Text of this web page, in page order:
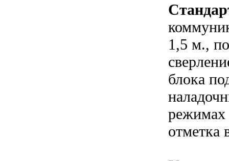
1,5 м.,
блока
режимах
отметка